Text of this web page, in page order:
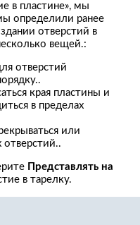
в пластине», мы
определили ранее
отверстий в
вещей.:
отверстий
края пластины и
в пределах
или
отверстий..
Представлять на
в тарелку.